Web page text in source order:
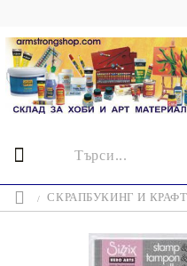
СКРАПБУКИНГ И